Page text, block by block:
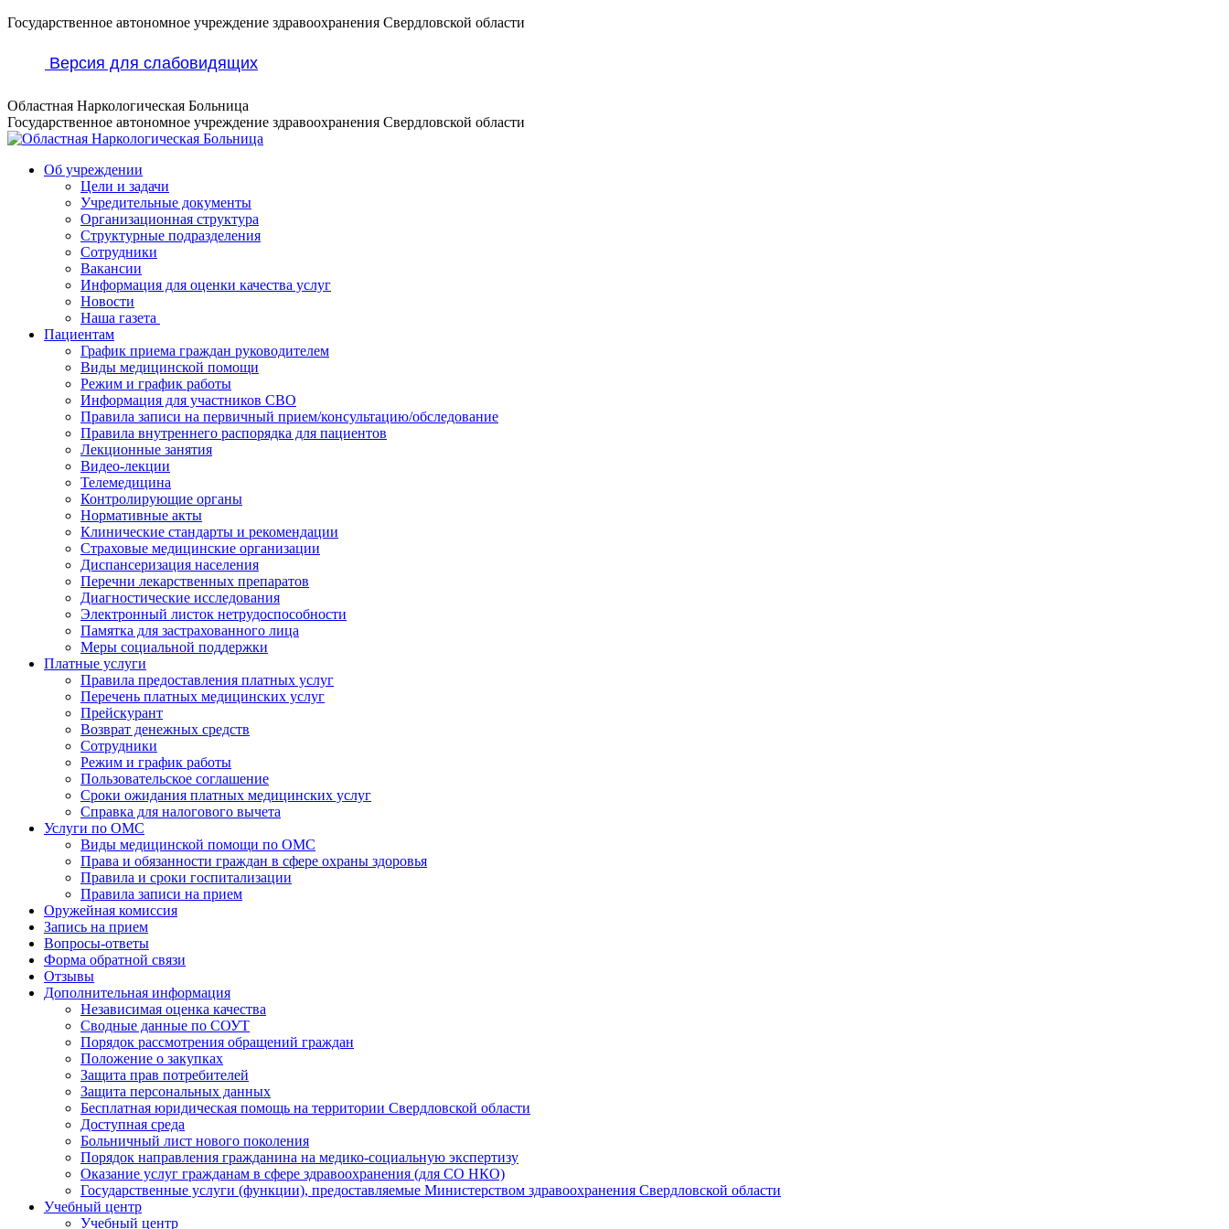
Перейти
содержанию
Государственное автономное учреждение здравоохранения Свердловской области
Версия для слабовидящих
Областная Наркологическая Больница
Государственное автономное учреждение здравоохранения Свердловской области
Об учреждении
Цели и задачи
Учредительные документы
Организационная структура
Структурные подразделения
Сотрудники
Вакансии
Информация для оценки качества услуг
Новости
​​Наша газета
Пациентам
График приема граждан руководителем
Виды медицинской помощи
Режим и график работы
Информация для участников СВО
Правила записи на первичный прием/консультацию/обследование
Правила внутреннего распорядка для пациентов
Лекционные занятия
Видео-лекции
Телемедицина
Контролирующие органы
Нормативные акты
Клинические стандарты и рекомендации
Страховые медицинские организации
Диспансеризация населения
Перечни лекарственных препаратов
Диагностические исследования
Электронный листок нетрудоспособности
Памятка для застрахованного лица
Меры социальной поддержки
Платные услуги
Правила предоставления платных услуг
Перечень платных медицинских услуг
Прейскурант
Возврат денежных средств
Сотрудники
Режим и график работы
Пользовательское соглашение
Сроки ожидания платных медицинских услуг
Справка для налогового вычета
Услуги по ОМС
Виды медицинской помощи по ОМС
Права и обязанности граждан в сфере охраны здоровья
Правила и сроки госпитализации
Правила записи на прием
Оружейная комиссия
Запись на прием
Вопросы-ответы
Форма обратной связи
Отзывы
Дополнительная информация
Независимая оценка качества
Сводные данные по СОУТ
Порядок рассмотрения обращений граждан
Положение о закупках
Защита прав потребителей
Защита персональных данных
Бесплатная юридическая помощь на территории Свердловской области
Доступная среда
Больничный лист нового поколения
Порядок направления гражданина на медико-социальную экспертизу
Оказание услуг гражданам в сфере здравоохранения (для СО НКО)
Государственные услуги (функции), предоставляемые Министерством здравоохранения Свердловской области
Учебный центр
Учебный центр